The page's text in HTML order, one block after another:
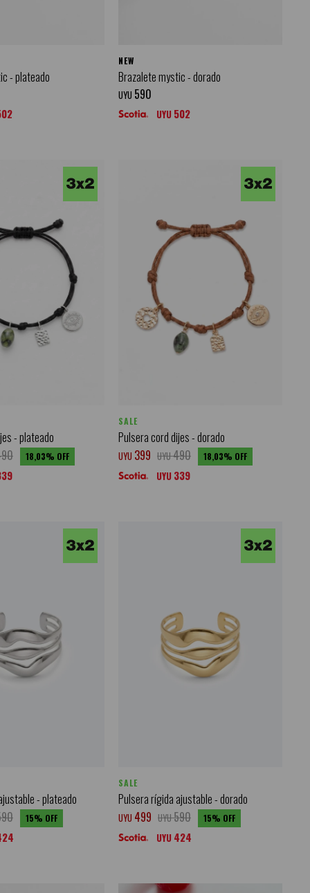
- plateado
NEW
Brazalete mystic - dorado
UYU 590
UYU 502
- plateado
18,03
SALE
Pulsera cord dijes - dorado
UYU 399 UYU490 18,03
UYU 339
- plateado
15
SALE
Pulsera rígida ajustable - dorado
UYU 499 UYU590 15
UYU 424